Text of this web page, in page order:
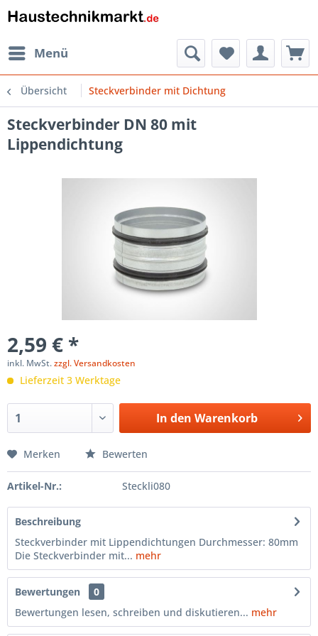
Menü
Übersicht Steckverbinder mit Dichtung
Steckverbinder DN 80 mit
Lippendichtung
2,59 € *
inkl. MwSt.zzgl. Versandkosten
Lieferzeit 3 Werktage
In den Warenkorb
Merken Bewerten
Artikel-Nr.: Steckli080
Beschreibung
Steckverbinder mit Lippendichtungen Durchmesser: 80mm
Die Steckverbinder mit... mehr
Bewertungen
0
Bewertungen lesen, schreiben und diskutieren... mehr